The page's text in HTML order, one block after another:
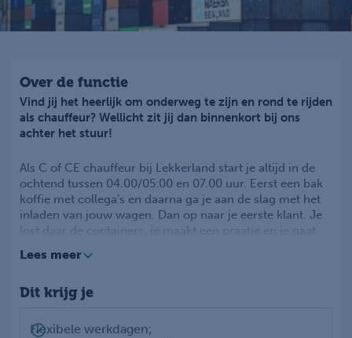
Over de functie
Vind jij het heerlijk om onderweg te zijn en rond te rijden
als chauffeur? Wellicht zit jij dan binnenkort bij ons
achter het stuur!
Als C of CE chauffeur bij Lekkerland start je altijd in de
ochtend tussen 04.00/05:00 en 07.00 uur. Eerst een bak
koffie met collega’s en daarna ga je aan de slag met het
inladen van jouw wagen. Dan op naar je eerste klant. Je
lost daar de containers, je maakt een praatje en je gaat
dag naar 12/15 klanten. Aan het eind van jouw rit ga je
ervoor dat alle emballage weer wordt opgeruimd.
Lees meer
Dit krijg je
Flexibele werkdagen;